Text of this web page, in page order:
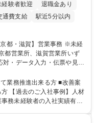
経験者歓迎
退職金あり
通費支給
駅近5分以内
・データ入力・伝票や見積
発生する事務業務や業務改
システムがきちんと構築さ
できる環境です。また、
業務推進出来る方 ■改善案
【過去のご入社事例】人材
務未経験者の入社実績有